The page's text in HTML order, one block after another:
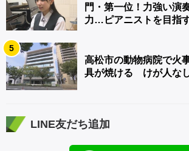
門・第一位！力強い演
力…ピアニストを目指
5
高松市の動物病院で
具が焼ける けが人な
LINE友だち追加